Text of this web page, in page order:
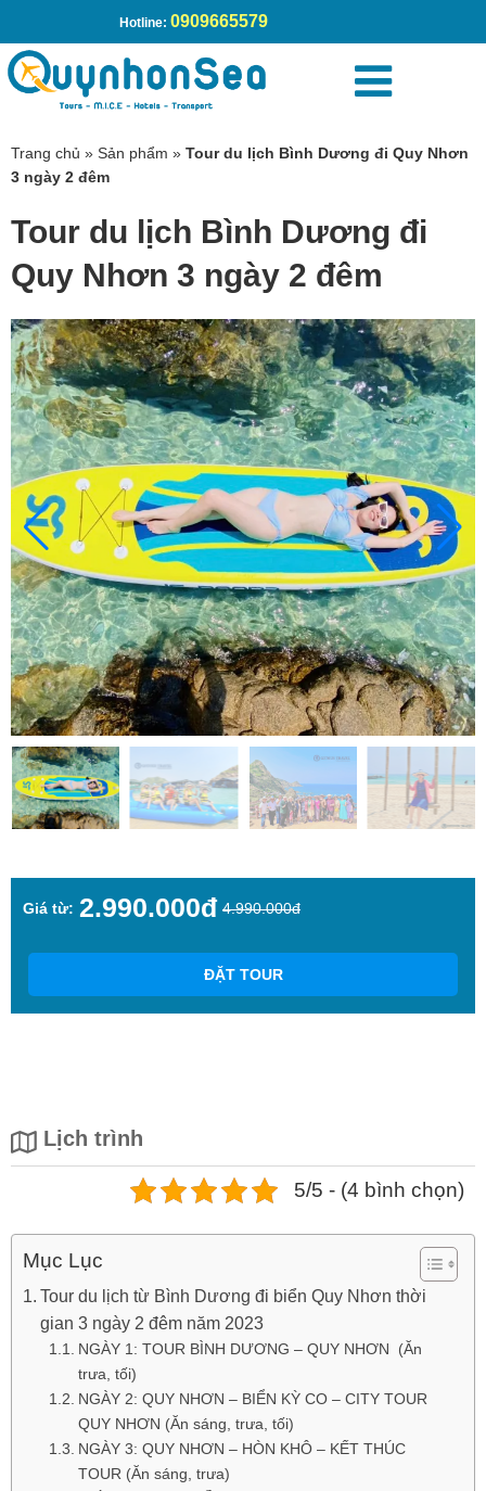
Hotline: 0909665579
Trang chủ » Sản phẩm » Tour du lịch Bình Dương đi Quy Nhơn
3 ngày 2 đêm
Tour du lịch Bình Dương đi
Quy Nhơn 3 ngày 2 đêm
Giá từ: 2.990.000đ 4.990.000đ
ĐẶT TOUR
Lịch trình
5/5 - (4 bình chọn)
Mục Lục
Tour du lịch từ Bình Dương đi biển Quy Nhơn thời
gian 3 ngày 2 đêm năm 2023
NGÀY 1: TOUR BÌNH DƯƠNG – QUY NHƠN (Ăn
trưa, tối)
NGÀY 2: QUY NHƠN – BIỂN KỲ CO – CITY TOUR
QUY NHƠN (Ăn sáng, trưa, tối)
NGÀY 3: QUY NHƠN – HÒN KHÔ – KẾT THÚC
TOUR (Ăn sáng, trưa)